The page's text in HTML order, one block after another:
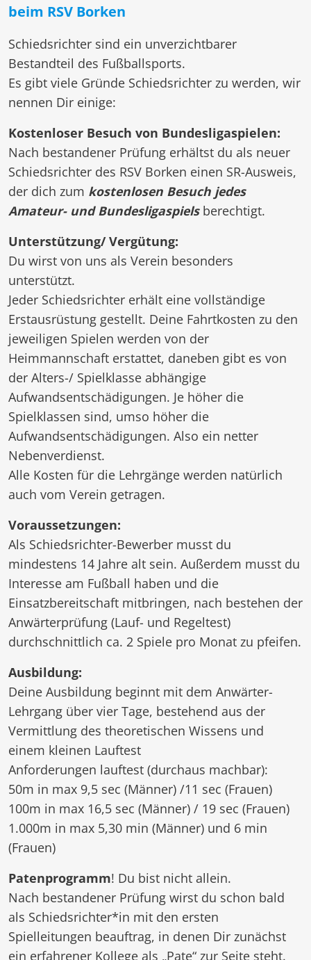
beim RSV Borken
Schiedsrichter sind ein unverzichtbarer
Bestandteil des Fußballsports.
Es gibt viele Gründe Schiedsrichter zu werden, wir
nennen Dir einige:
Kostenloser Besuch von Bundesligaspielen:
Nach bestandener Prüfung erhältst du als neuer
Schiedsrichter des RSV Borken einen SR-Ausweis,
der dich zum kostenlosen Besuch jedes
Amateur- und Bundesligaspielsberechtigt.
Unterstützung/ Vergütung:
Du wirst von uns als Verein besonders
unterstützt.
Jeder Schiedsrichter erhält eine vollständige
Erstausrüstung gestellt. Deine Fahrtkosten zu den
jeweiligen Spielen werden von der
Heimmannschaft erstattet, daneben gibt es von
der Alters-/ Spielklasse abhängige
Aufwandsentschädigungen. Je höher die
Spielklassen sind, umso höher die
Aufwandsentschädigungen. Also ein netter
Nebenverdienst.
Alle Kosten für die Lehrgänge werden natürlich
auch vom Verein getragen.
Voraussetzungen:
Als Schiedsrichter-Bewerber musst du
mindestens 14 Jahre alt sein. Außerdem musst du
Interesse am Fußball haben und die
Einsatzbereitschaft mitbringen, nach bestehen der
Anwärterprüfung (Lauf- und Regeltest)
durchschnittlich ca. 2 Spiele pro Monat zu pfeifen.
Ausbildung:
Deine Ausbildung beginnt mit dem Anwärter-
Lehrgang über vier Tage, bestehend aus der
Vermittlung des theoretischen Wissens und
einem kleinen Lauftest
Anforderungen lauftest (durchaus machbar):
50m in max 9,5 sec (Männer) /11 sec (Frauen)
100m in max 16,5 sec (Männer) / 19 sec (Frauen)
1.000m in max 5,30 min (Männer) und 6 min
(Frauen)
Patenprogramm! Du bist nicht allein.
Nach bestandener Prüfung wirst du schon bald
als Schiedsrichter*in mit den ersten
Spielleitungen beauftrag, in denen Dir zunächst
ein erfahrener Kollege als „Pate“ zur Seite steht.